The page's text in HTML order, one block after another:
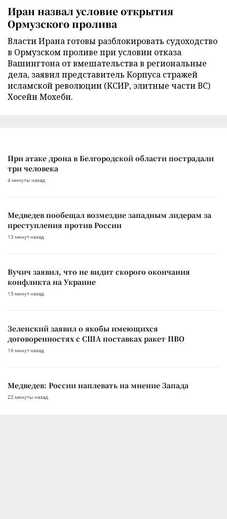
Иран назвал условие открытия
Ормузского пролива
Власти Ирана готовы разблокировать судоходство
в Ормузском проливе при условии отказа
Вашингтона от вмешательства в региональные
дела, заявил представитель Корпуса стражей
исламской революции (КСИР, элитные части ВС)
Хосейн Мохеби.
При атаке дрона в Белгородской области пострадали
три человека
4 минуты назад
Медведев пообещал возмездие западным лидерам за
преступления против России
13 минут назад
Вучич заявил, что не видит скорого окончания
конфликта на Украине
15 минут назад
Зеленский заявил о якобы имеющихся
договоренностях с США поставках ракет ПВО
16 минут назад
Медведев: России наплевать на мнение Запада
22 минуты назад